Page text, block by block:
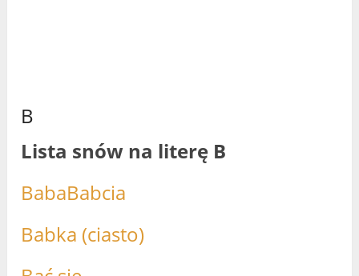
B
Lista snów na literę B
BabaBabcia
Babka (ciasto)